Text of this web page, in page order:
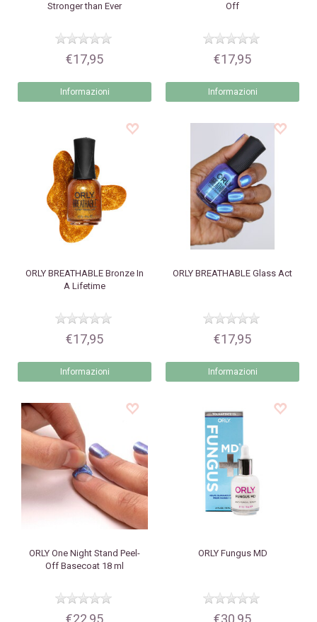
Stronger than Ever
€17,95
Informazioni
Off
€17,95
Informazioni
ORLY BREATHABLE Bronze In
A Lifetime
€17,95
Informazioni
ORLY BREATHABLE Glass Act
€17,95
Informazioni
ORLY One Night Stand Peel-
Off Basecoat 18 ml
€22,95
ORLYFungus MD
€30,95